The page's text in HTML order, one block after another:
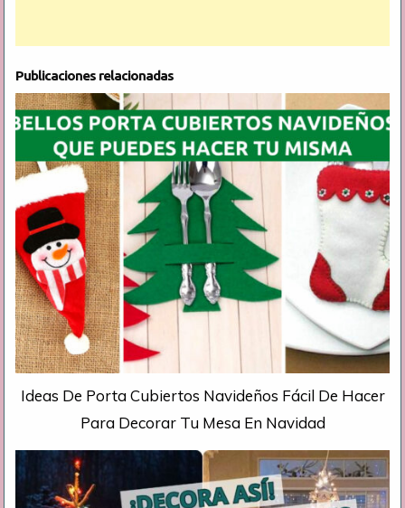
Publicaciones relacionadas
Ideas De Porta Cubiertos Navideños Fácil De Hacer
Para Decorar Tu Mesa En Navidad